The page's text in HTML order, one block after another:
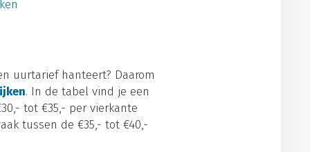
uurtarief hanteert? Daarom
. In de tabel vind je een
tot €35,- per vierkante
tussen de €35,- tot €40,-